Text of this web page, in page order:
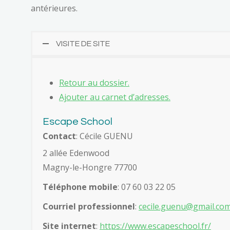
antérieures.
VISITE DE SITE
Retour au dossier.
Ajouter au carnet d’adresses.
Escape School
Contact: Cécile GUENU
2 allée Edenwood
Magny-le-Hongre 77700
Téléphone mobile: 07 60 03 22 05
Courriel professionnel:
Site internet: https://www.escapeschool.fr/